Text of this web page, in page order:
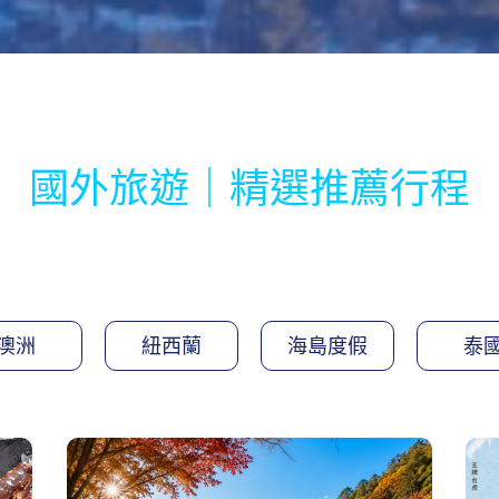
國外旅遊｜精選推薦行程
洲 紐西蘭 海島度假 泰